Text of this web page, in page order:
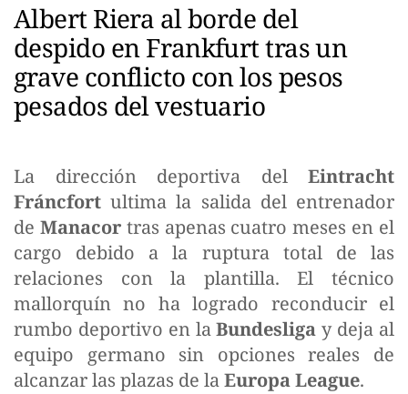
Albert Riera al borde del
despido en Frankfurt tras un
grave conflicto con los pesos
pesados del vestuario
La dirección deportiva del Eintracht
Fráncfort ultima la salida del entrenador
de Manacortras apenas cuatro meses en el
cargo debido a la ruptura total de las
relaciones con la plantilla. El técnico
mallorquín no ha logrado reconducir el
rumbo deportivo en laBundesliga y deja al
equipo germano sin opciones reales de
alcanzar las plazas de laEuropa League.